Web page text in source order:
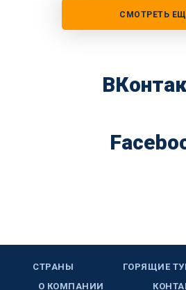
СМОТРЕТЬ
СТРАНЫ ГОРЯЩИЕ
О КОМПАНИИ